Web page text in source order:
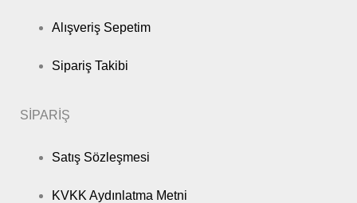
Alışveriş Sepetim
Sipariş Takibi
SİPARİŞ
Satış Sözleşmesi
KVKK Aydınlatma Metni